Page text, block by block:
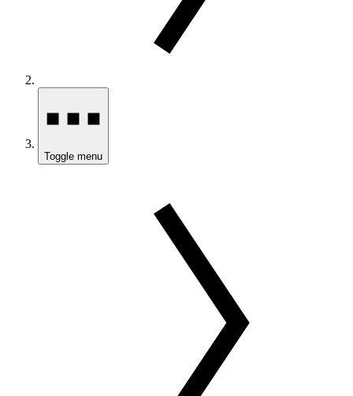
Toggle menu